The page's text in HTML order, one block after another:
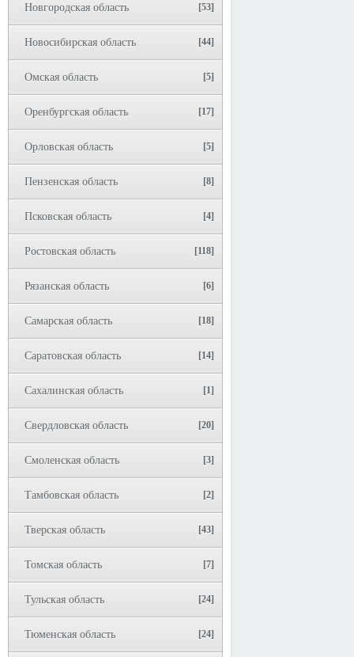
Новгородская область [53]
Новосибирская область [44]
Омская область [5]
Оренбургская область [17]
Орловская область [5]
Пензенская область [8]
Псковская область [4]
Ростовская область [118]
Рязанская область [6]
Самарская область [18]
Саратовская область [14]
Сахалинская область [1]
Свердловская область [20]
Смоленская область [3]
Тамбовская область [2]
Тверская область [43]
Томская область [7]
Тульская область [24]
Тюменская область [24]